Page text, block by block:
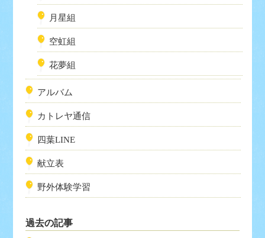
月星組
空虹組
花夢組
アルバム
カトレヤ通信
四葉LINE
献立表
野外体験学習
過去の記事